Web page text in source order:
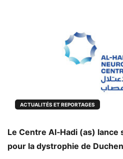
ACTUALITÉS ET REPORTAGES
Le Centre Al‑Hadi (as) lance
pour la dystrophie de